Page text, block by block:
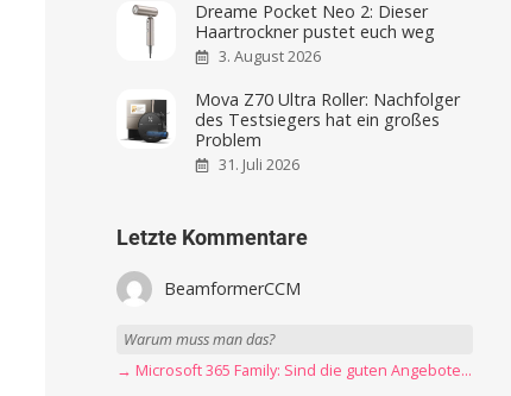
Dreame Pocket Neo 2: Dieser
Haartrockner pustet euch weg
Mova Z70 Ultra Roller: Nachfolger
des Testsiegers hat ein großes
Problem
Warum muss man das?